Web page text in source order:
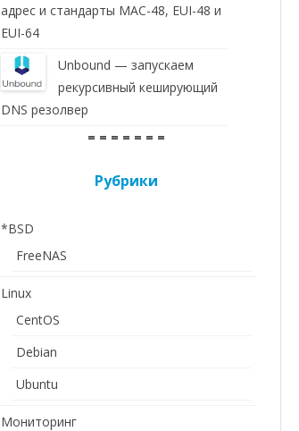
адрес и стандарты MAC-48, EUI-48 и
EUI-64
Unbound — запускаем
рекурсивный кеширующий
DNS резолвер
= = = = = = =
Рубрики
*BSD
FreeNAS
Linux
CentOS
Debian
Ubuntu
Мониторинг